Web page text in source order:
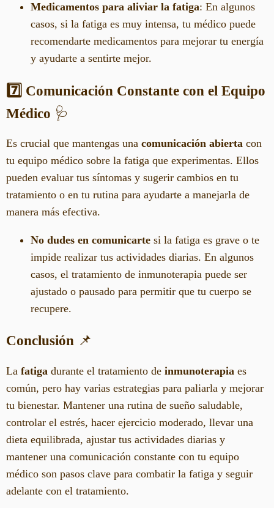
Medicamentos para aliviar la fatiga: En algunos
casos, si la fatiga es muy intensa, tu médico puede
recomendarte medicamentos para mejorar tu energía
y ayudarte a sentirte mejor.
7️⃣ Comunicación Constante con el Equipo
Médico 🩺
Es crucial que mantengas una comunicación abierta con
tu equipo médico sobre la fatiga que experimentas. Ellos
pueden evaluar tus síntomas y sugerir cambios en tu
tratamiento o en tu rutina para ayudarte a manejarla de
manera más efectiva.
No dudes en comunicarte si la fatiga es grave o te
impide realizar tus actividades diarias. En algunos
casos, el tratamiento de inmunoterapia puede ser
ajustado o pausado para permitir que tu cuerpo se
recupere.
Conclusión 📌
La fatiga durante el tratamiento de inmunoterapia es
común, pero hay varias estrategias para paliarla y mejorar
tu bienestar. Mantener una rutina de sueño saludable,
controlar el estrés, hacer ejercicio moderado, llevar una
dieta equilibrada, ajustar tus actividades diarias y
mantener una comunicación constante con tu equipo
médico son pasos clave para combatir la fatiga y seguir
adelante con el tratamiento.